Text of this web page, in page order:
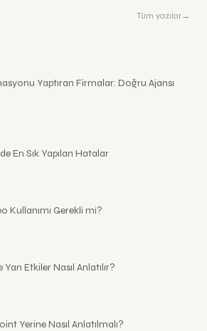
Tüm yazılar→
Yaptıran Firmalar: Doğru Ajansı
En Sık Yapılan Hatalar
Kullanımı Gerekli mi?
Etkiler Nasıl Anlatılır?
Yerine Nasıl Anlatılmalı?